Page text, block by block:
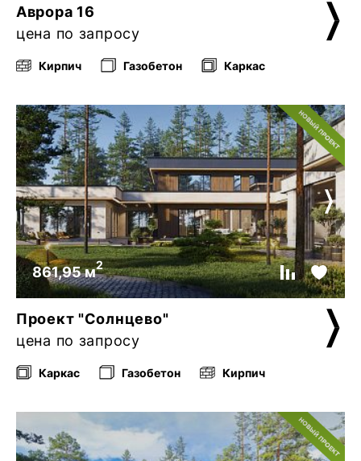
Аврора 16
цена по запросу
Кирпич Газобетон Каркас
861,95 м2
Проект "Солнцево"
цена по запросу
Каркас Газобетон Кирпич